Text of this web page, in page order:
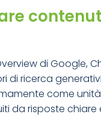
di Google,
di ricerca
come
da risposte chiare